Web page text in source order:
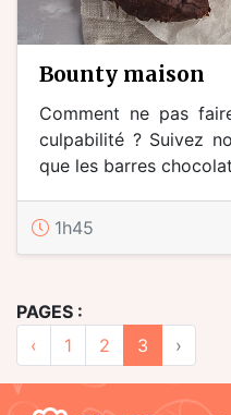
bounty maison
Comment ne pas
culpabilité ? Suivez
que les barres
1h45
PAGES :
‹
1 2 3 ›